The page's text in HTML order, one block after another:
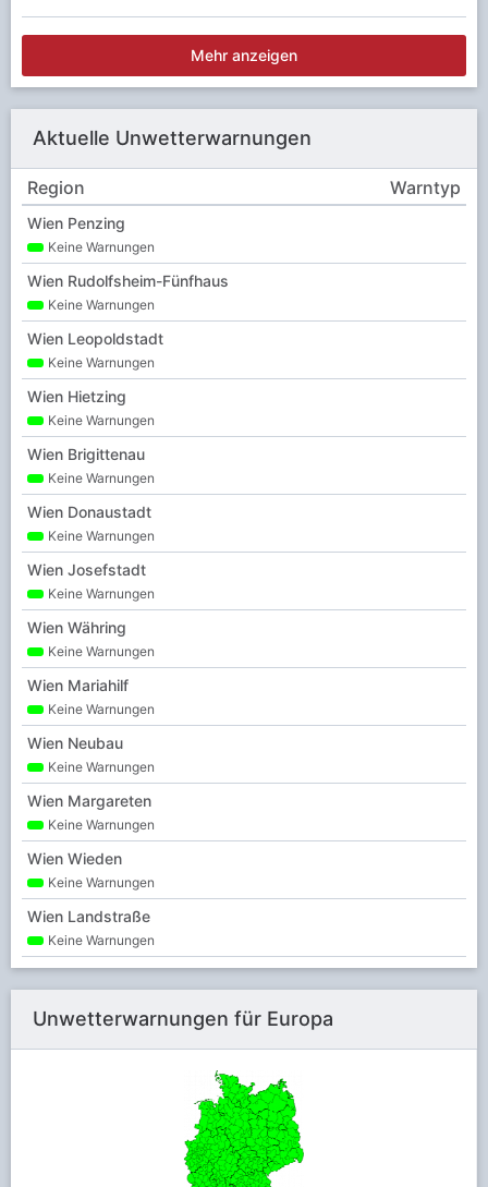
Mehr anzeigen
Aktuelle Unwetterwarnungen
Region Warntyp
Wien Penzing
Keine Warnungen
Wien Rudolfsheim-Fünfhaus
Keine Warnungen
Wien Leopoldstadt
Keine Warnungen
Wien Hietzing
Keine Warnungen
Wien Brigittenau
Keine Warnungen
Wien Donaustadt
Keine Warnungen
Wien Josefstadt
Keine Warnungen
Wien Währing
Keine Warnungen
Wien Mariahilf
Keine Warnungen
Wien Neubau
Keine Warnungen
Wien Margareten
Keine Warnungen
Wien Wieden
Keine Warnungen
Wien Landstraße
Keine Warnungen
Wien Ottakring
Wien Alsergrund
Keine Warnungen
Unwetterwarnungen für Europa